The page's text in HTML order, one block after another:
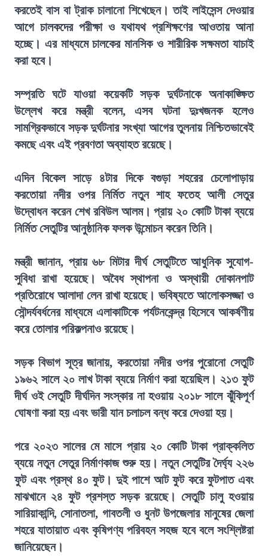
করতেই বাস বা ট্রাক চালানো শিখেছেন। তাই লাইসেন্স দেওয়ার
আগে চালকদের পরীক্ষা ও যথাযথ প্রশিক্ষণের আওতায় আনা
হচ্ছে। এর মাধ্যমে চালকের মানসিক ও শারীরিক সক্ষমতা যাচাই
করা হবে।
সম্প্রতি ঘটে যাওয়া কয়েকটি সড়ক দুর্ঘটনাকে অনাকাঙ্ক্ষিত
উল্লেখ করে মন্ত্রী বলেন, এসব ঘটনা দুঃখজনক হলেও
সামগ্রিকভাবে সড়ক দুর্ঘটনার সংখ্যা আগের তুলনায় নিশ্চিতভাবেই
কমছে এবং এই প্রবণতা অব্যাহত রয়েছে।
এদিন বিকেল সাড়ে ৪টার দিকে বগুড়া শহরের চেলোপাড়ায়
করতোয়া নদীর ওপর নির্মিত নতুন শাহ ফতেহ আলী সেতুর
উদ্বোধন করেন শেখ রবিউল আলম। প্রায় ২০ কোটি টাকা ব্যয়ে
নির্মিত সেতুটির আনুষ্ঠানিক ফলক উন্মোচন করেন তিনি।
মন্ত্রী জানান, প্রায় ৬৮ মিটার দীর্ঘ সেতুটিতে আধুনিক সুযোগ-
সুবিধা রাখা হয়েছে। অবৈধ স্থাপনা ও অস্থায়ী দোকানপাট
প্রতিরোধে আলাদা লেন রাখা হয়েছে। ভবিষ্যতে আলোকসজ্জা ও
সৌন্দর্যবর্ধনের মাধ্যমে এলাকাটিকে পর্যটনকেন্দ্র হিসেবে আকর্ষণীয়
করে তোলার পরিকল্পনাও রয়েছে।
সড়ক বিভাগ সূত্র জানায়, করতোয়া নদীর ওপর পুরোনো সেতুটি
১৯৬২ সালে ২০ লাখ টাকা ব্যয়ে নির্মাণ করা হয়েছিল। ২১৩ ফুট
দীর্ঘ ওই সেতুটি দীর্ঘদিন সংস্কার না হওয়ায় ২০১৮ সালে ঝুঁকিপূর্ণ
ঘোষণা করা হয় এবং ভারী যান চলাচল বন্ধ করে দেওয়া হয়।
পরে ২০২৩ সালের মে মাসে প্রায় ২০ কোটি টাকা প্রাক্কলিত
ব্যয়ে নতুন সেতুর নির্মাণকাজ শুরু হয়। নতুন সেতুটির দৈর্ঘ্য ২২৬
ফুট এবং প্রস্থ ৪০ ফুট। দুই পাশে আট ফুট করে ফুটপাত এবং
মাঝখানে ২৪ ফুট প্রশস্ত সড়ক রয়েছে। সেতুটি চালু হওয়ায়
সারিয়াকান্দি, সোনাতলা, গাবতলী ও ধুনট উপজেলার মানুষের জেলা
শহরে যাতায়াত এবং কৃষিপণ্য পরিবহন সহজ হবে বলে সংশ্লিষ্টরা
জানিয়েছেন।